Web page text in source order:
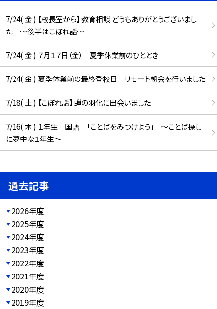
7/24( 金 ) 【校長室から】 教育相談 どうもありがとうございまし
た ～後半はこぼれ話～
7/24( 金 ) ７月１７日（金） 夏季休業前のひととき
7/24( 金 ) 夏季休業前の最終登校日 リモート朝会を行いました
7/18( 土 ) 【こぼれ話】 蝉の羽化に出会いました
7/16( 木 ) １年生 国語 「ことばをみつけよう」 ～ことば探し
に夢中な１年生～
過去記事
2026年度
2025年度
2024年度
2023年度
2022年度
2021年度
2020年度
2019年度